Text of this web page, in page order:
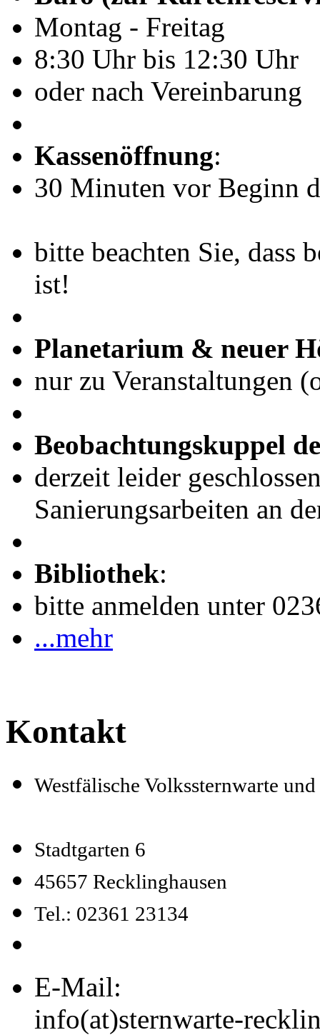
Montag - Freitag
8:30 Uhr bis 12:30 Uhr
oder nach Vereinbarung
Kassenöffnung:
30 Minuten vor Beginn
bitte beachten Sie, dass
ist!
Planetarium & neuer
nur zu Veranstaltungen
Beobachtungskuppel
derzeit leider
Sanierungsarbeiten an
Bibliothek:
bitte anmelden unter
...mehr
Kontakt
Westfälische Volkssternwarte
Stadtgarten 6
45657 Recklinghausen
Tel.: 02361 23134
E-Mail:
info(at)sternwarte-